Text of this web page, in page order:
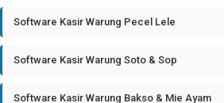
Software Kasir Warung Pecel Lele
Software Kasir Warung Soto & Sop
Software Kasir Warung Bakso & Mie Ayam